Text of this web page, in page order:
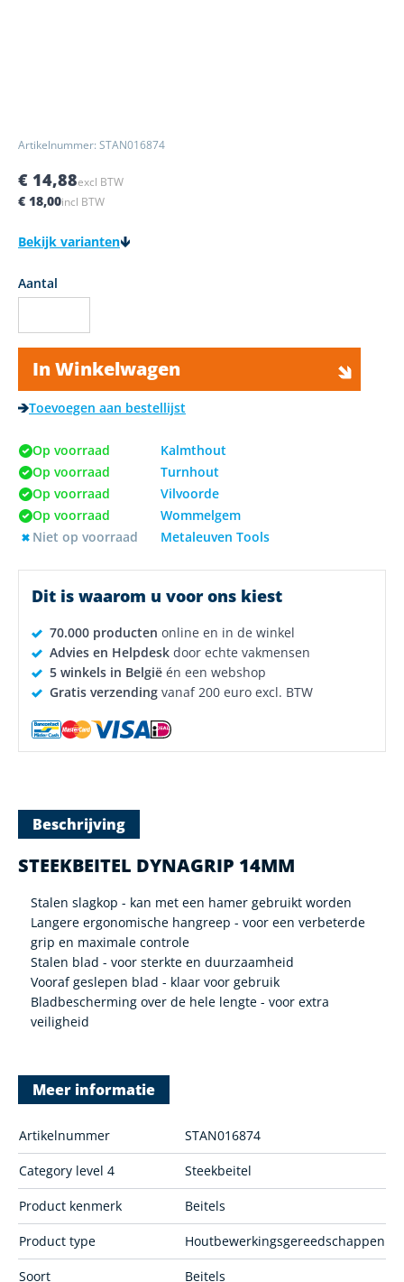
Artikelnummer: STAN016874
€ 14,88excl BTW
€ 18,00incl BTW
Bekijk varianten
Aantal
In Winkelwagen
Toevoegen aan bestellijst
Op voorraad
Kalmthout
Op voorraad
Turnhout
Op voorraad
Vilvoorde
Op voorraad
Wommelgem
Niet op voorraad
Metaleuven Tools
Dit is waarom u voor ons kiest
70.000 producten online en in de winkel
Advies en Helpdesk door echte vakmensen
5 winkels in België én een webshop
Gratis verzending vanaf 200 euro excl. BTW
Beschrijving
STEEKBEITEL DYNAGRIP 14MM
Stalen slagkop - kan met een hamer gebruikt worden
Langere ergonomische hangreep - voor een verbeterde
grip en maximale controle
Stalen blad - voor sterkte en duurzaamheid
Vooraf geslepen blad - klaar voor gebruik
Bladbescherming over de hele lengte - voor extra
veiligheid
Meer informatie
Artikelnummer STAN016874
Category level 4 Steekbeitel
Product kenmerk Beitels
Product type Houtbewerkingsgereedschappen
Soort Beitels